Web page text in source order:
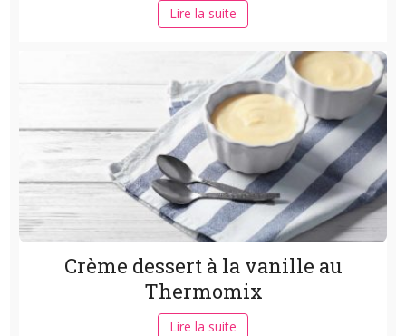
Lire la suite
Crème dessert à la vanille au
Thermomix
Lire la suite